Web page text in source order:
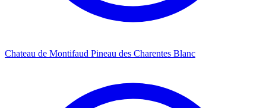
Chateau de Montifaud Pineau des Charentes Blanc